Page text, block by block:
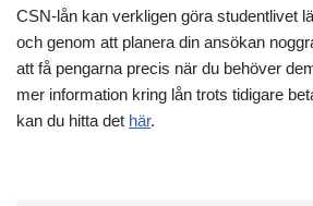
CSN-lån kan verkligen göra studentlivet
och genom att planera din ansökan
att få pengarna precis när du behöver
mer information kring lån trots tidigare
kan du hitta det här.